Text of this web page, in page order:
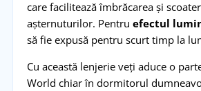
care facilitează îmbrăcarea și
așternuturilor. Pentru efectul
să fie expusă pentru scurt timp la
Cu această lenjerie veți aduce o
World chiar în dormitorul